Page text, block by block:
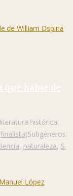
que hable de
histórica:
Subgéneros:
, naturaleza, S.